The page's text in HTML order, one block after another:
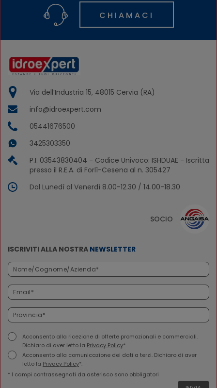
CHIAMACI
Via dell’Industria 15, 48015 Cervia (RA)
info@idroexpert.com
05441676500
3425303350
P.I. 03543830404 - Codice Univoco: ISHDUAE - Iscritta
presso il R.E.A. di Forlì-Cesena al n. 305427
Dal Lunedì al Venerdì 8.00-12.30 / 14.00-18.30
SOCIO
ISCRIVITI ALLA NOSTRA NEWSLETTER
Acconsento alla ricezione di offerte promozionali e commerciali.
Dichiaro di aver letto la Privacy Policy*.
Acconsento alla comunicazione dei dati a terzi. Dichiaro di aver
letto la Privacy Policy*.
* I campi contrassegnati da asterisco sono obbligatori